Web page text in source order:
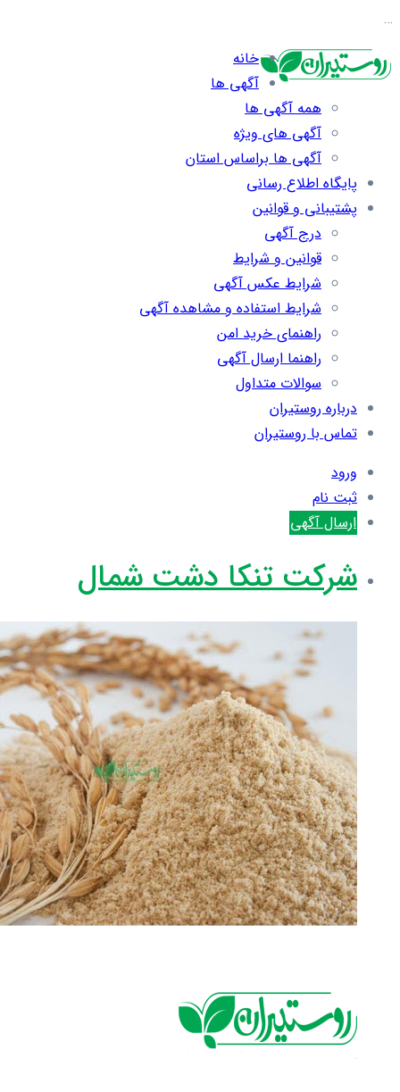
…
خانه
آگهی ها
همه آگهی ها
آگهی های ویژه
آگهی ها براساس استان
پایگاه اطلاع رسانی
پشتیبانی و قوانین
درج آگهی
قوانین و شرایط
شرایط عکس آگهی
شرایط استفاده و مشاهده آگهی
راهنمای خرید امن
راهنما ارسال آگهی
سوالات متداول
درباره روستیران
تماس با روستیران
ورود
ثبت نام
ارسال آگهی
شرکت تنکا دشت شمال